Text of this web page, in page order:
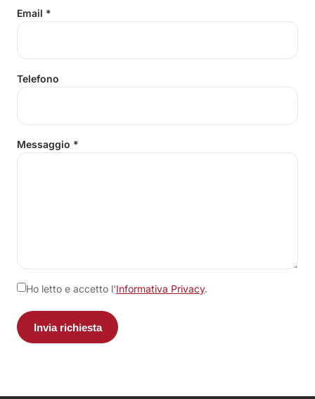
Email *
Telefono
Messaggio *
Ho letto e accetto l'Informativa Privacy.
Invia richiesta